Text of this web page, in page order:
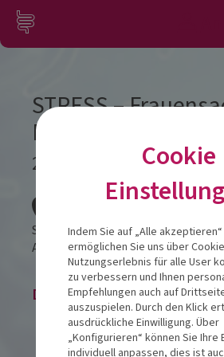
Zum Inhalt springen
STRESS –
Männersache?
27.01.2026
Steigenberger Hotel Bielefelder
Am Bahnhof 333602 Bielefeld
Die Veranstaltung ist
Cookie
Indem Sie auf „Alle
ermöglichen Sie uns über
Nutzungserlebnis für alle User
zu verbessern und Ihnen
Empfehlungen auch auf
auszuspielen. Durch den Klick
ausdrückliche Einwilligung. Über
„Konfigurieren“ können Sie Ihre
individuell anpassen, dies ist